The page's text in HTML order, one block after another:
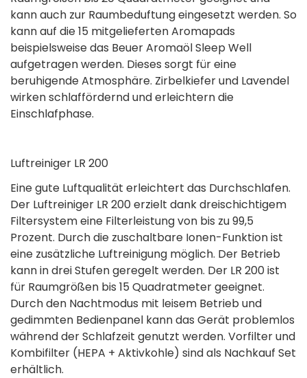
kann auch zur Raumbeduftung eingesetzt werden. So
kann auf die 15 mitgelieferten Aromapads
beispielsweise das Beuer Aromaöl Sleep Well
aufgetragen werden. Dieses sorgt für eine
beruhigende Atmosphäre. Zirbelkiefer und Lavendel
wirken schlaffördernd und erleichtern die
Einschlafphase.
Luftreiniger LR 200
Eine gute Luftqualität erleichtert das Durchschlafen.
Der Luftreiniger LR 200 erzielt dank dreischichtigem
Filtersystem eine Filterleistung von bis zu 99,5
Prozent. Durch die zuschaltbare Ionen-Funktion ist
eine zusätzliche Luftreinigung möglich. Der Betrieb
kann in drei Stufen geregelt werden. Der LR 200 ist
für Raumgrößen bis 15 Quadratmeter geeignet.
Durch den Nachtmodus mit leisem Betrieb und
gedimmten Bedienpanel kann das Gerät problemlos
während der Schlafzeit genutzt werden. Vorfilter und
Kombifilter (HEPA + Aktivkohle) sind als Nachkauf Set
erhältlich.